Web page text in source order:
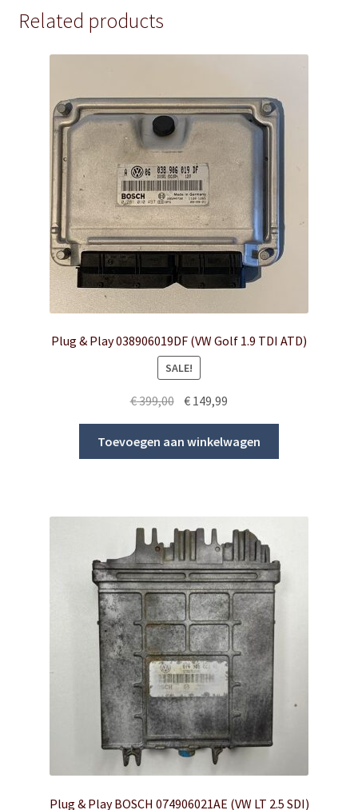
Related products
Plug & Play 038906019DF (VW Golf 1.9 TDI ATD)
SALE!
€399,00 Original
was:
€ 399,00.
€ 149,99
is:
€ 149,99.
Toevoegen aan winkelwagen
Plug & Play BOSCH 074906021AE (VW LT 2.5 SDI)